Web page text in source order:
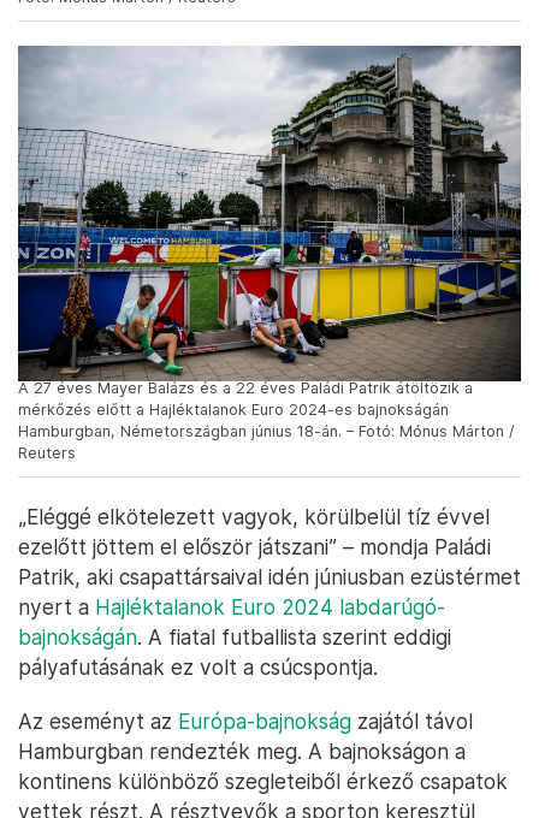
A 27 éves Mayer Balázs és a 22 éves Paládi Patrik átöltözik a
mérkőzés előtt a Hajléktalanok Euro 2024-es bajnokságán
Hamburgban, Németországban június 18-án. – Fotó: Mónus Márton /
Reuters
„Eléggé elkötelezett vagyok, körülbelül tíz évvel
ezelőtt jöttem el először játszani” – mondja Paládi
Patrik, aki csapattársaival idén júniusban ezüstérmet
nyert a Hajléktalanok Euro 2024 labdarúgó-
bajnokságán. A fiatal futballista szerint eddigi
pályafutásának ez volt a csúcspontja.
Az eseményt az Európa-bajnokság zajától távol
Hamburgban rendezték meg. A bajnokságon a
kontinens különböző szegleteiből érkező csapatok
vettek részt. A résztvevők a sporton keresztül